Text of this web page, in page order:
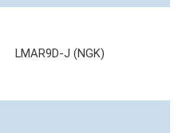
LMAR9D-J (NGK)